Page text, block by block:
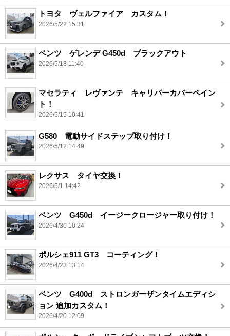
トヨタ ヴェルファイア カスタム！
2026/5/22 15:31
ベンツ ゲレンデ G450d ブラックアウト
2026/5/18 11:40
マセラティ レヴァンテ キャリパーカバーペイン
ト！
2026/5/15 10:41
G580 電動サイドステップ取り付け！
2026/5/12 14:49
レクサス タイヤ交換！
2026/5/1 14:42
ベンツ G450d イージークロージャー取り付け！
2026/4/30 10:24
ポルシェ911 GT3 コーティング！
2026/4/23 13:14
ベンツ G400d ストロンガーザンタイムエディシ
ョン 追加カスタム！
2026/4/20 12:09